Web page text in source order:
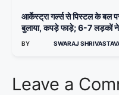
आर्केस्ट्रा गर्ल्स से पिस्टल के बल
बुलाया, कपड़े फाड़े; 6-7 लड़कों ने
BY SWARAJ
Leave a